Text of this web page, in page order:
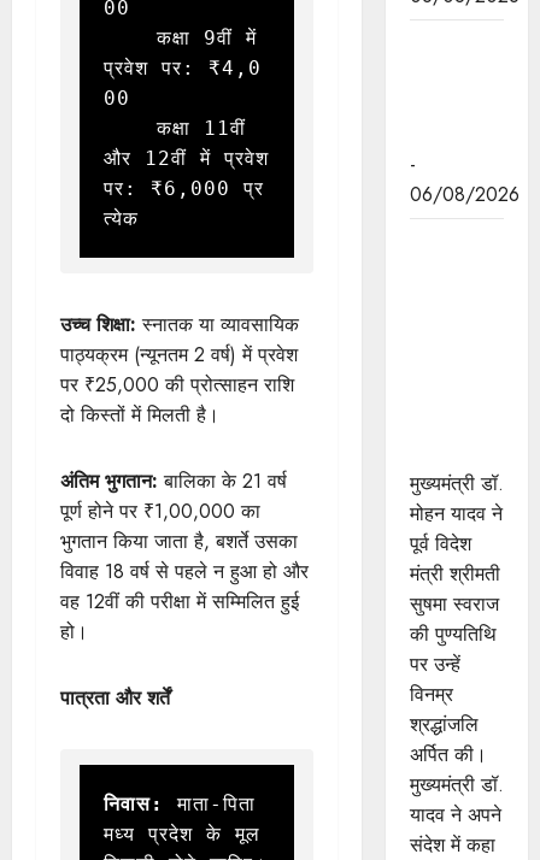
00
    कक्षा 9वीं में
प्रवेश पर: ₹4,0
00
    कक्षा 11वीं
और 12वीं में प्रवेश
पर: ₹6,000 प्र
त्येक
उच्च शिक्षा: स्नातक या व्यावसायिक
पाठ्यक्रम (न्यूनतम 2 वर्ष) में प्रवेश
पर ₹25,000 की प्रोत्साहन राशि
दो किस्तों में मिलती है।
अंतिम भुगतान: बालिका के 21 वर्ष
पूर्ण होने पर ₹1,00,000 का
भुगतान किया जाता है, बशर्ते उसका
विवाह 18 वर्ष से पहले न हुआ हो और
वह 12वीं की परीक्षा में सम्मिलित हुई
हो।
पात्रता और शर्तें
निवास:
माता-पिता
मध्य प्रदेश के मूल
-
06/08/2026
मुख्यमंत्री डॉ.
मोहन यादव ने
पूर्व विदेश
मंत्री श्रीमती
सुषमा स्वराज
की पुण्यतिथि
पर उन्हें
विनम्र
श्रद्धांजलि
अर्पित की।
मुख्यमंत्री डॉ.
यादव ने अपने
संदेश में कहा